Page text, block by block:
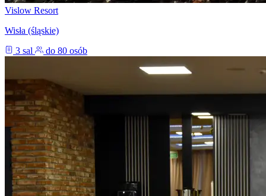
Vislow Resort
Wisła (śląskie)
3 sal
do 80 osób